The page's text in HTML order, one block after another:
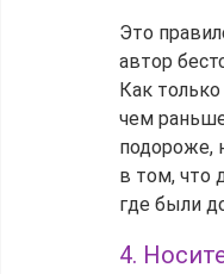
Это
автор
Как
чем
подороже,
в том, что
где были
4.